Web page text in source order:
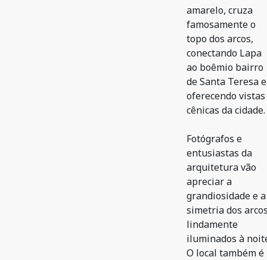
amarelo, cruza
famosamente o
topo dos arcos,
conectando Lapa
ao boêmio bairro
de Santa Teresa e
oferecendo vistas
cênicas da cidade.
Fotógrafos e
entusiastas da
arquitetura vão
apreciar a
grandiosidade e a
simetria dos
lindamente
iluminados à
O local também é